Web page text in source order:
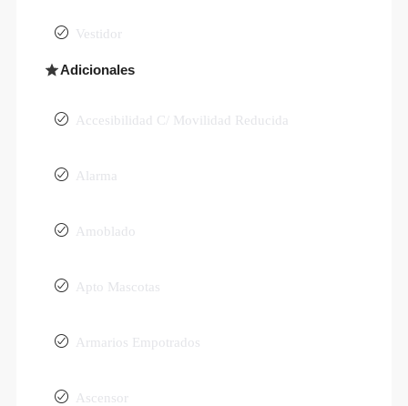
Vestidor
Adicionales
Accesibilidad C/ Movilidad Reducida
Alarma
Amoblado
Apto Mascotas
Armarios Empotrados
Ascensor